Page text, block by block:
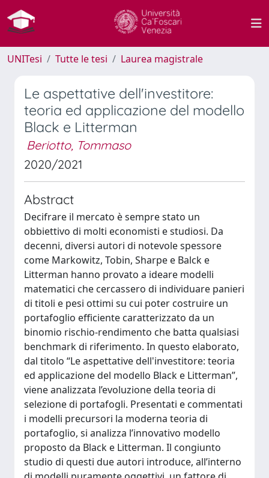
UNITesi Tutte le tesi Laurea magistrale
Le aspettative dell'investitore:
teoria ed applicazione del modello
Black e Litterman
Beriotto, Tommaso
2020/2021
Abstract
Decifrare il mercato è sempre stato un
obbiettivo di molti economisti e studiosi. Da
decenni, diversi autori di notevole spessore
come Markowitz, Tobin, Sharpe e Balck e
Litterman hanno provato a ideare modelli
matematici che cercassero di individuare panieri
di titoli e pesi ottimi su cui poter costruire un
portafoglio efficiente caratterizzato da un
binomio rischio-rendimento che batta qualsiasi
benchmark di riferimento. In questo elaborato,
dal titolo “Le aspettative dell'investitore: teoria
ed applicazione del modello Black e Litterman”,
viene analizzata l’evoluzione della teoria di
selezione di portafogli. Presentati e commentati
i modelli precursori la moderna teoria di
portafoglio, si analizza l’innovativo modello
proposto da Black e Litterman. Il congiunto
studio di questi due autori introduce, all’interno